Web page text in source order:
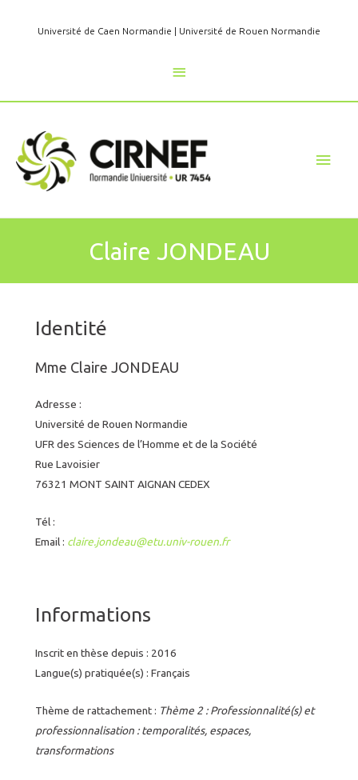
Université de Caen Normandie | Université de Rouen Normandie
Au
dessus
l'en-
Claire JONDEAU
Identité
Mme Claire JONDEAU
Adresse :
Université de Rouen Normandie
UFR des Sciences de l’Homme et de la Société
Rue Lavoisier
76321 MONT SAINT AIGNAN CEDEX
Tél :
Email : claire.jondeau@etu.univ-rouen.fr
Informations
Inscrit en thèse depuis : 2016
Langue(s) pratiquée(s) : Français
Thème de rattachement : Thème 2 : Professionnalité(s) et
professionnalisation : temporalités, espaces,
transformations